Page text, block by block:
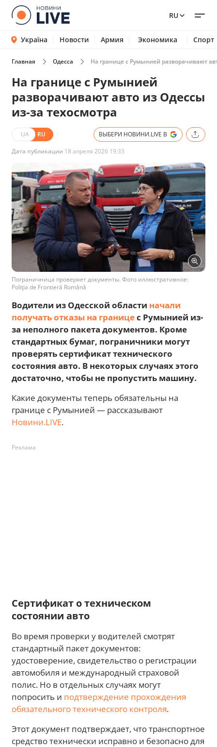
RU
Україна Новости Армия Экономика Спорт
Главная Одесса На границе с Румынией разворачивают
На границе с Румынией
разворачивают авто из Одессы
из-за техосмотра
UA RU ВЫБЕРИ НОВИНИ.LIVE В
Дата публикации 18 апреля 2026 19:33
Пограничница проверяет документы. Фото иллюстративное:
Poliţia de Frontieră Română
Водители из Одесской области начали
получать отказы на границес Румынией из-
за неполного пакета документов. Кроме
стандартных бумаг, пограничники могут
проверять сертификат технического
состояния авто. В некоторых случаях этого
достаточно, чтобы не пропустить машину.
Какие документы теперь обязательны на
границе с Румынией — рассказывают
Новини.LIVE.
Реклама
Сертификат о техническом
состоянии авто
Во время проверки у водителей смотрят
стандартный пакет документов:
удостоверение, свидетельство о регистрации
автомобиля и международный страховой
полис. Но в отдельных случаях могут
попросить и подтверждение прохождения
обязательного технического контроля.
Этот документ подтверждает, что транспортное
средство технически исправно и безопасно для